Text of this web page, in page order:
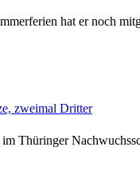
hat er noch
zweimal Dritter
Thüringer